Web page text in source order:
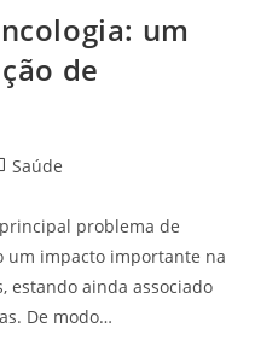
um
de
Saúde
problema de
um impacto importante na
estando ainda associado
De modo…